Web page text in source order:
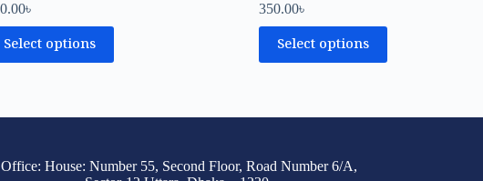
৳
Select options
350.00৳
Select options
Office: House: Number 55, Second Floor, Road Number 6/A,